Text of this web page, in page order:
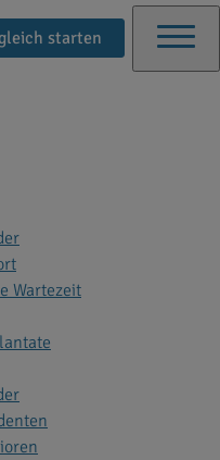
starten
Wartezeit